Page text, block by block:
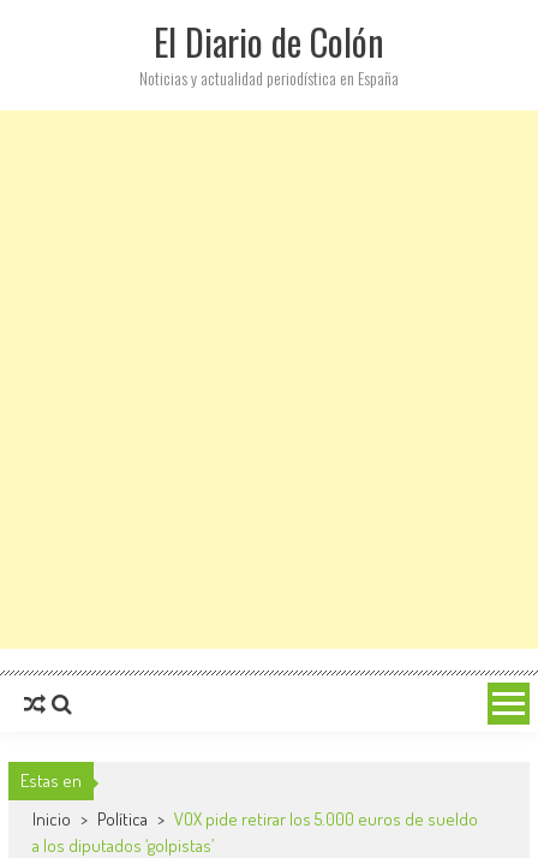
El Diario de Colón
Noticias y actualidad periodística en España
Estas en
Inicio > Política > VOX pide retirar los 5.000 euros de sueldo
a los diputados ‘golpistas’